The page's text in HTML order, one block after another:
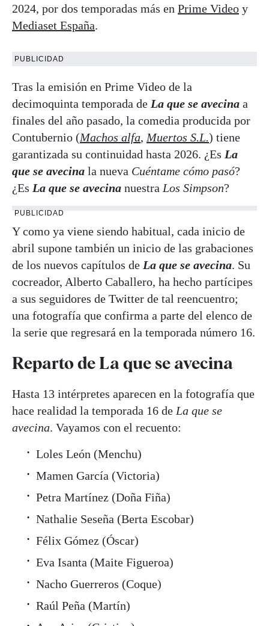
2024, por dos temporadas más en Prime Video y
Mediaset España.
PUBLICIDAD
Tras la emisión en Prime Video de la
decimoquinta temporada de La que se avecina a
finales del año pasado, la comedia producida por
Contubernio (Machos alfa, Muertos S.L.) tiene
garantizada su continuidad hasta 2026. ¿Es La
que se avecina la nueva Cuéntame cómo pasó?
¿Es La que se avecina nuestra Los Simpson?
PUBLICIDAD
Y como ya viene siendo habitual, cada inicio de
abril supone también un inicio de las grabaciones
de los nuevos capítulos de La que se avecina. Su
cocreador, Alberto Caballero, ha hecho partícipes
a sus seguidores de Twitter de tal reencuentro;
una fotografía que confirma a parte del elenco de
la serie que regresará en la temporada número 16.
Reparto de La que se avecina
Hasta 13 intérpretes aparecen en la fotografía que
hace realidad la temporada 16 de La que se
avecina. Vayamos con el recuento:
Loles León (Menchu)
Mamen García (Victoria)
Petra Martínez (Doña Fiña)
Nathalie Seseña (Berta Escobar)
Félix Gómez (Óscar)
Eva Isanta (Maite Figueroa)
Nacho Guerreros (Coque)
Raúl Peña (Martín)